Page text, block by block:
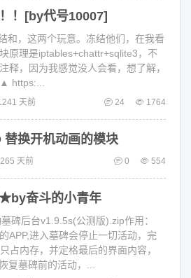
！[by代号10007]
和，这两个玩意。冻结他们，在我看
原理是iptables+chattr+sqlite3，不
释，因为我感觉没人会看，想了解，
https:...
天前 24 1764
替换开机动画的模块
天前 0 554
奋斗的小青年
碑后台v1.9.5s(公测版).zip作用：
APP,进入墓碑会停止一切活动，完
占内存，并定格最后的界面内容，
复墓碑前的活动，...